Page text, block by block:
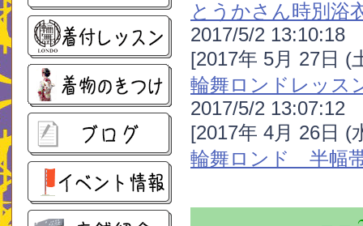
とうかさん時別浴
2017/5/2 13:10:18
[2017年 5月 27日 (
輪舞ロンドレッス
2017/5/2 13:07:12
[2017年 4月 26日 (
輪舞ロンド 半幅